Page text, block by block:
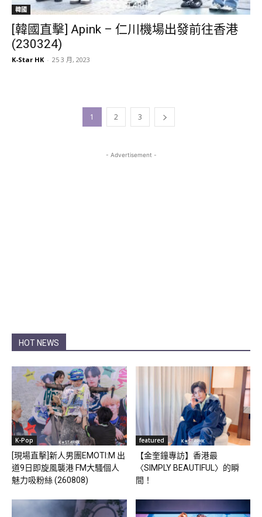
韓國
[韓國直擊] Apink – 仁川機場出發前往香港
(230324)
K-Star HK - 25 3 月, 2023
1 2 3
- Advertisement -
HOT NEWS
K-Pop
[現場直擊]新人男團EMOTI:M 出
道9日即旋風襲港 FM大騷個人
魅力吸粉絲 (260808)
featured
【金奎鐘專訪】香港最
〈SIMPLY BEAUTIFUL〉的瞬
間！